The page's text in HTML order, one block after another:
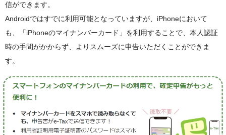
信ができます。
Androidではすでに利用可能となっていますが、iPhoneにおいて
も、「iPhoneのマイナンバーカード」を利用することで、本人認証
時の手間がかからず、よりスムーズに申告いただくことができま
す。